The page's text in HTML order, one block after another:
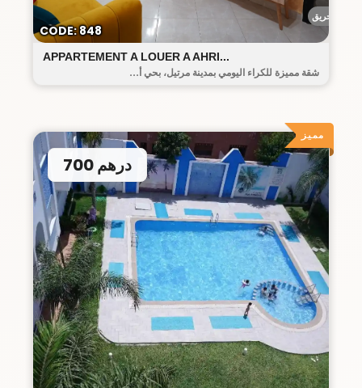
أحريق
APPARTEMENT A LOUER A AHRI...
شقة مميزة للكراء اليومي بمدينة مرتيل، بحي أ...
CODE: 848
مميز
700 درهم